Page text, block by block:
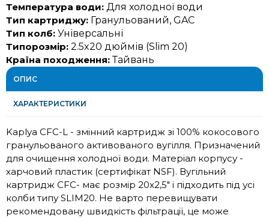
Температура води: Для холодної води
Тип картриджу: Гранульований, GAC
Тип колб: Універсальні
Типорозмір: 2.5x20 дюймів (Slim 20)
Країна походження:Тайвань
ОПИС
ХАРАКТЕРИСТИКИ
Kaplya CFC-L - змінний картридж зі 100% кокосового
гранульованого активованого вугілля. Призначений
для очищення холодної води. Матеріал корпусу -
харчовий пластик (сертифікат NSF). Вугільний
картридж CFC- має розмір 20х2,5" і підходить під усі
колби типу SLIM20. Не варто перевищувати
рекомендовану швидкість фільтрації, це може